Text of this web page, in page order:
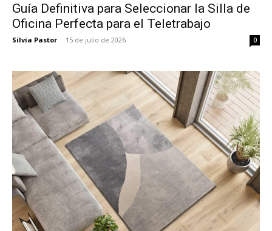
Guía Definitiva para Seleccionar la Silla de
Oficina Perfecta para el Teletrabajo
Silvia Pastor - 15 de julio de 2026 0